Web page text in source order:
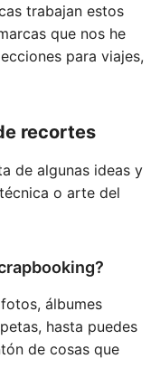
trabajan estos
que nos he
para viajes,
recortes
de algunas ideas y
o arte del
álbumes
hasta puedes
de cosas que